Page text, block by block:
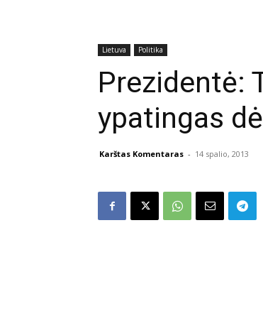
Lietuva Politika
Prezidentė:
ypatingas
Karštas Komentaras - 14 spalio, 2013